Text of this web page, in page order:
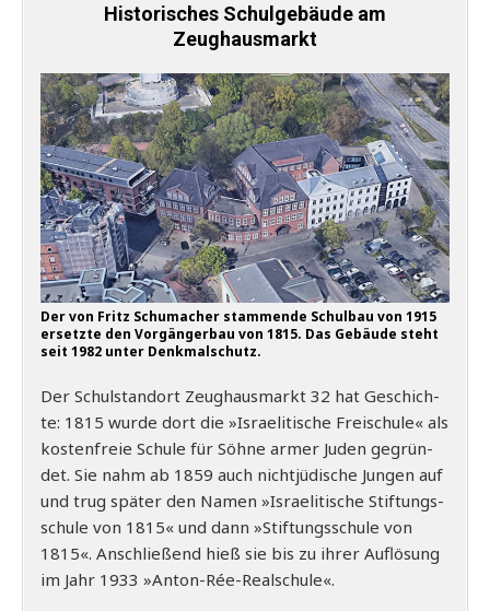
Historisches Schulgebäude am
Zeughausmarkt
Der von Fritz Schu­ma­cher stam­men­de Schul­bau von 1915
ersetz­te den Vor­gän­ger­bau von 1815. Das Gebäu­de steht
seit 1982 unter Denkmalschutz.
Der Schul­stand­ort Zeug­haus­markt 32 hat Geschich­
te: 1815 wur­de dort die »Israe­li­ti­sche Frei­schu­le« als
kos­ten­freie Schu­le für Söh­ne armer Juden gegrün­
det. Sie nahm ab 1859 auch nicht­jü­di­sche Jun­gen auf
und trug spä­ter den Namen »Israe­li­ti­sche Stif­tungs­
schu­le von 1815« und dann »Stif­tungs­schu­le von
1815«. Anschlie­ßend hieß sie bis zu ihrer Auf­lö­sung
im Jahr 1933 »Anton-Rée-Real­schu­le«.